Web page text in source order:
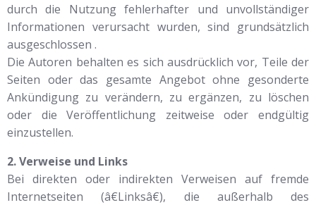
durch die Nutzung fehlerhafter und unvollständiger
Informationen verursacht wurden, sind grundsätzlich
ausgeschlossen .
Die Autoren behalten es sich ausdrücklich vor, Teile der
Seiten oder das gesamte Angebot ohne gesonderte
Ankündigung zu verändern, zu ergänzen, zu löschen
oder die Veröffentlichung zeitweise oder endgültig
einzustellen.
2. Verweise und Links
Bei direkten oder indirekten Verweisen auf fremde
Internetseiten (â€Linksâ€), die außerhalb des